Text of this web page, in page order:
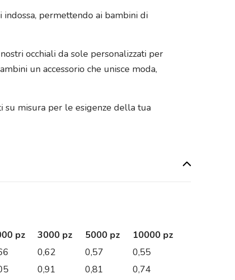
permettendo ai bambini di
occhiali da sole personalizzati per
un accessorio che unisce moda,
su misura per le esigenze della tua
pz 3000 pz 5000 pz
10000 pz
0,62 0,57
0,55
0,91 0,81
0,74